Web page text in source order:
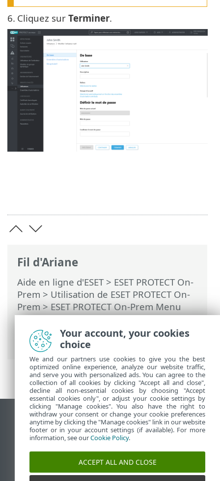
Fil d'Ariane
Aide en ligne d'ESET> ESET PROTECT On-
Prem > Utilisation de ESET PROTECT On-
Prem>ESET PROTECT On-Prem Menu
principal> Plus >Droits d'accès>
Utilisateurs> Changer le mot de passe
de l'utilisateur
6. Cliquez sur Terminer.
Afficher le site pour ordinateur de bureau
End of Life
Base de connaissances ESET
Forum ESET
ESET Status Portal
Your account, your cookies
choice
We and our partners use cookies to give you the best
optimized online experience, analyze our website traffic,
and serve you with personalized ads. You can agree to the
collection of all cookies by clicking "Accept all and close",
decline all non-essential cookies by choosing "Accept
essential cookies only", or adjust your cookie settings by
clicking "Manage cookies". You also have the right to
withdraw your consent or change your cookie preferences
anytime by clicking the "Manage cookies" link in our website
footer or in your account settings (if available). For more
information, see ourCookie Policy.
ACCEPT ALL AND CLOSE